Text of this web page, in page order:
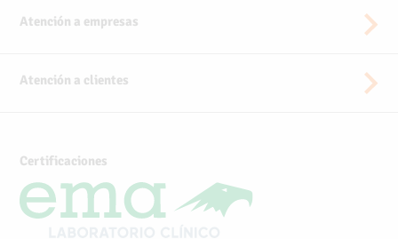
Atención a empresas
Atención a clientes
Certificaciones